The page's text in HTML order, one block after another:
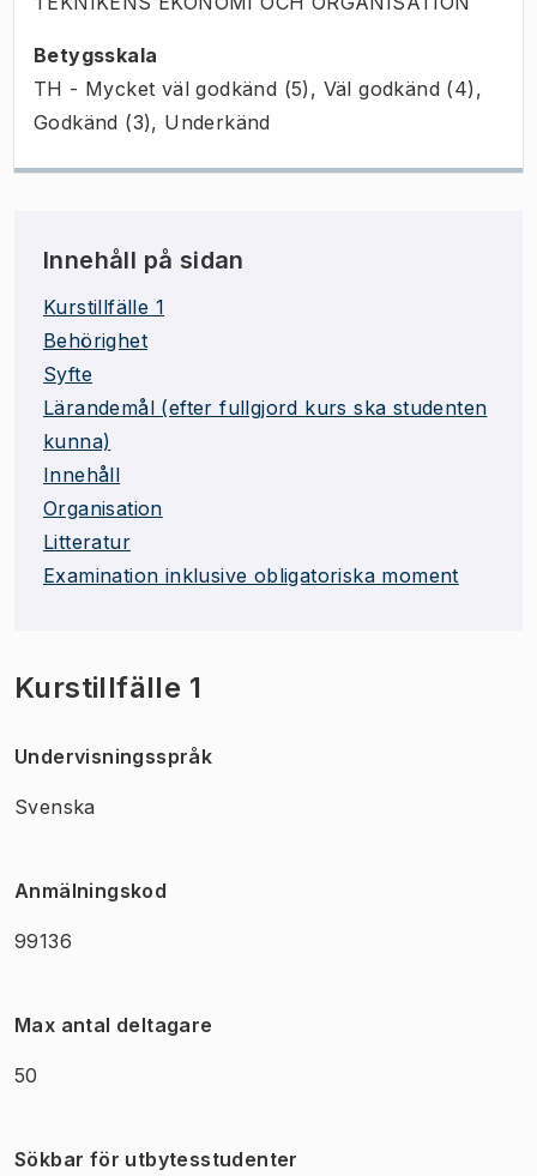
Betygsskala
TH - Mycket väl godkänd (5), Väl godkänd (4),
Godkänd (3), Underkänd
Innehåll på sidan
Kurstillfälle 1
Behörighet
Syfte
Lärandemål (efter fullgjord kurs ska studenten
kunna)
Innehåll
Organisation
Litteratur
Examination inklusive obligatoriska moment
Kurstillfälle 1
Undervisningsspråk
Svenska
Anmälningskod
99136
Max antal deltagare
50
Sökbar för utbytesstudenter